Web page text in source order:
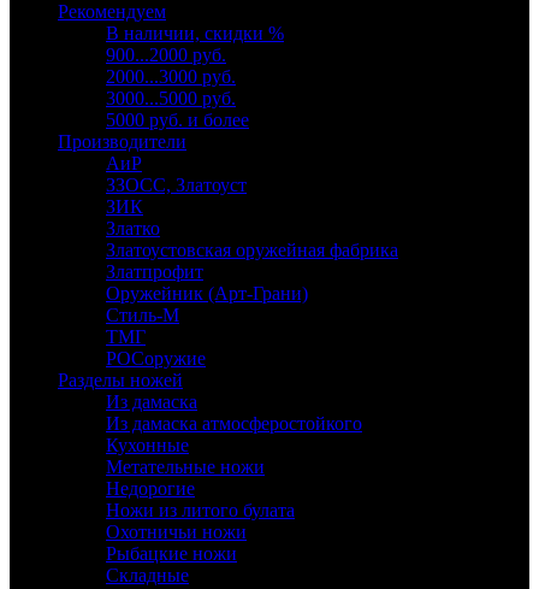
Рекомендуем
В наличии, скидки %
900...2000 руб.
2000...3000 руб.
3000...5000 руб.
5000 руб. и более
Производители
АиР
ЗЗОСС, Златоуст
ЗИК
Златко
Златоустовская оружейная фабрика
Златпрофит
Оружейник (Арт-Грани)
Стиль-М
ТМГ
РОСоружие
Разделы ножей
Из дамаска
Из дамаска атмосферостойкого
Кухонные
Метательные ножи
Недорогие
Ножи из литого булата
Охотничьи ножи
Рыбацкие ножи
Складные